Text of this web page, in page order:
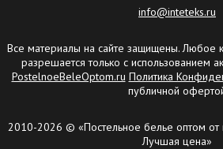
info@inteteks.ru
Все материалы на сайте защищены. Любое
разрешается только с использованием
PostelnoeBeleOptom.ru Политика
публичной
2010-2026 © «Постельное белье оптом от
Лучшая цена»